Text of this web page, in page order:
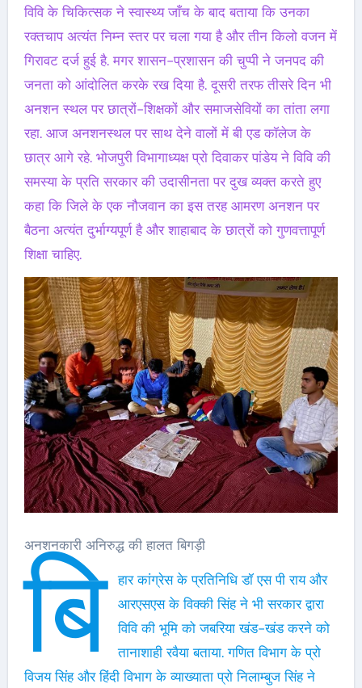
विवि के चिकित्सक ने स्वास्थ्य जाँच के बाद बताया कि उनका
रक्तचाप अत्यंत निम्न स्तर पर चला गया है और तीन किलो वजन में
गिरावट दर्ज हुई है. मगर शासन-प्रशासन की चुप्पी ने जनपद की
जनता को आंदोलित करके रख दिया है. दूसरी तरफ तीसरे दिन भी
अनशन स्थल पर छात्रों-शिक्षकों और समाजसेवियों का तांता लगा
रहा. आज अनशनस्थल पर साथ देने वालों में बी एड कॉलेज के
छात्र आगे रहे. भोजपुरी विभागाध्यक्ष प्रो दिवाकर पांडेय ने विवि की
समस्या के प्रति सरकार की उदासीनता पर दुख व्यक्त करते हुए
कहा कि जिले के एक नौजवान का इस तरह आमरण अनशन पर
बैठना अत्यंत दुर्भाग्यपूर्ण है और शाहाबाद के छात्रों को गुणवत्तापूर्ण
शिक्षा चाहिए.
अनशनकारी अनिरुद्ध की हालत बिगड़ी
बि
हार कांग्रेस के प्रतिनिधि डॉ एस पी राय और
आरएसएस के विक्की सिंह ने भी सरकार द्वारा
विवि की भूमि को जबरिया खंड-खंड करने को
तानाशाही रवैया बताया. गणित विभाग के प्रो
विजय सिंह और हिंदी विभाग के व्याख्याता प्रो निलाम्बुज सिंह ने